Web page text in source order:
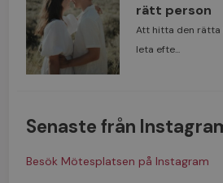
rätt person
Att hitta den rätta
leta efte...
Senaste från
Besök Mötesplatsen på Instagram